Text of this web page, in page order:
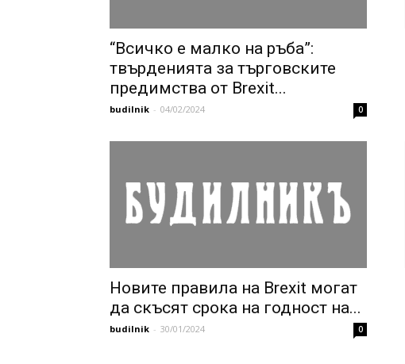
“Всичко е малко на ръба”:
твърденията за търговските
предимства от Brexit...
budilnik - 04/02/2024 0
Новите правила на Brexit могат
да скъсят срока на годност на...
budilnik - 30/01/2024 0